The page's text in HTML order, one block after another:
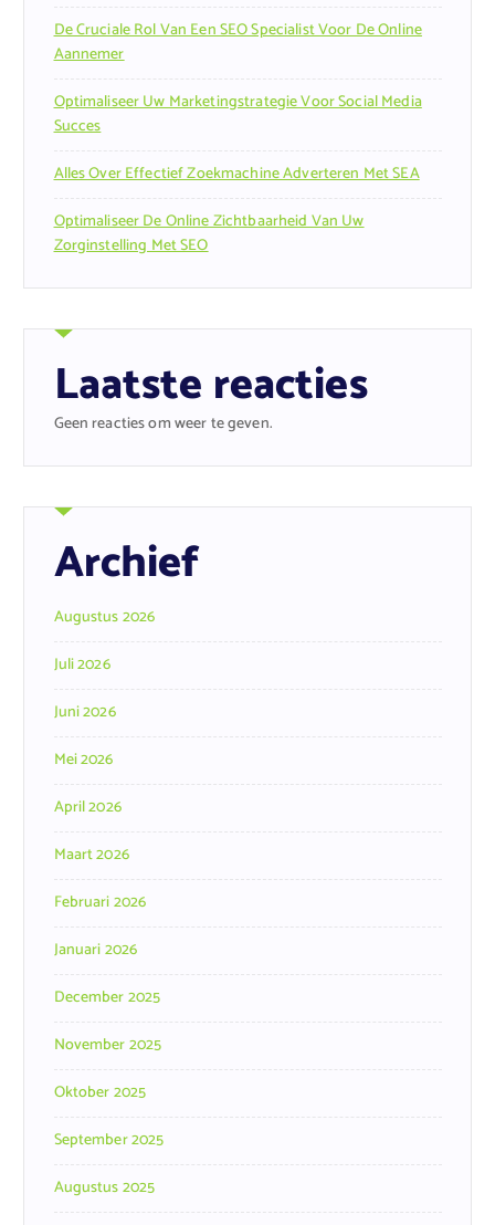
De Cruciale Rol Van Een SEO Specialist Voor De Online
Aannemer
Optimaliseer Uw Marketingstrategie Voor Social Media
Succes
Alles Over Effectief Zoekmachine Adverteren Met SEA
Optimaliseer De Online Zichtbaarheid Van Uw
Zorginstelling Met SEO
Laatste reacties
Geen reacties om weer te geven.
Archief
Augustus 2026
Juli 2026
Juni 2026
Mei 2026
April 2026
Maart 2026
Februari 2026
Januari 2026
December 2025
November 2025
Oktober 2025
September 2025
Augustus 2025